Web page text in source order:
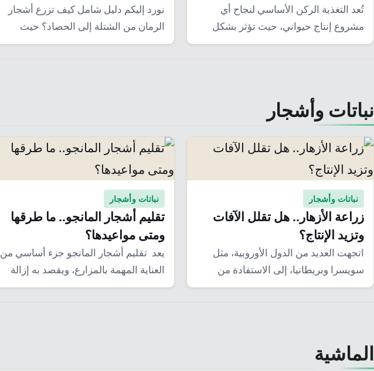
تُعد التغذية الركن الأساسي لنجاح أي
مشروع إنتاج حيواني، حيث تؤثر بشكل
مباشر على…
نورد إليكم دليل شامل كيف تزرع أشجار
الرمان من الشتلة إلى الحصاد؟ حيث
تشتهر…
نباتات وأشجار
نباتات وأشجار
زراعة الأزهار.. هل تقلل الآفات
وتزيد الإنتاج؟
اتجهت العديد من الدول الأوروبية، مثل
سويسرا وبريطانيا، إلى الاستفادة من
الطبيعة في مكافحة…
نباتات وأشجار
تقليم أشجار المانجو.. ما طرقها
ومتى مواعيدها؟
يعد تقليم أشجار المانجو جزء أساسي من
العناية المهمة بالمزارع، ويقصد به إزالة
بعض…
الماشية